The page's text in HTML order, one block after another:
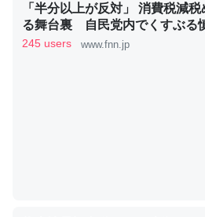
これを元に考えるとカルシウムを
類は苦労してるんだな…。腹足類
─ニュース :: 【研究発表】昆虫学の大問
「半分以上が反対」 消費税減税
る舞台裏 自民党内でくすぶる
論と本音【スポットライト】｜
245 users www.fnn.jp